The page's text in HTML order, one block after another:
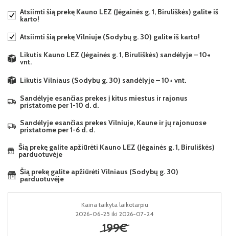
Atsiimti šią prekę Kauno LEZ (Jėgainės g. 1, Biruliškės) galite iš
karto!
Atsiimti šią prekę Vilniuje (Sodybų g. 30) galite iš karto!
Likutis Kauno LEZ (Jėgainės g. 1, Biruliškės) sandėlyje – 10+
vnt.
Likutis Vilniaus (Sodybų g. 30) sandėlyje – 10+ vnt.
Sandėlyje esančias prekes į kitus miestus ir rajonus
pristatome per 1-10 d. d.
Sandėlyje esančias prekes Vilniuje, Kaune ir jų rajonuose
pristatome per 1-6 d. d.
Šią prekę galite apžiūrėti Kauno LEZ (Jėgainės g. 1, Biruliškės)
parduotuvėje
Šią prekę galite apžiūrėti Vilniaus (Sodybų g. 30)
parduotuvėje
Kaina taikyta laikotarpiu
2026-06-25 iki 2026-07-24
199€